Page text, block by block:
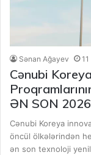
Sənan Ağayev
Cənubi
ƏN SON 2026
Cənubi Koreya
öncül ölkələrindən
ən son texnoloji